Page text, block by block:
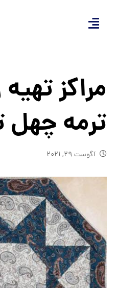
مراکز
ترمه چهل
آگوست ۲۹, ۲۰۲۱